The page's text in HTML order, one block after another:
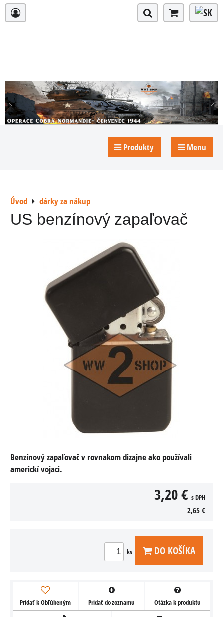
Produkty Menu
Úvod dárky za nákup
US benzínový zapaľovač
Benzínový zapaľovač v rovnakom dizajne ako používali
americkí vojaci.
3,20 € s DPH
2,65 €
ks DO KOŠÍKA
Pridať k Obľúbeným Pridať do zoznamu Otázka k produktu